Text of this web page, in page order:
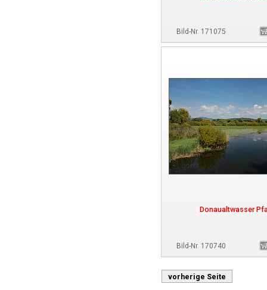
Bild-Nr. 171075
Donaualtwasser
Bild-Nr. 170740
vorherige Seite